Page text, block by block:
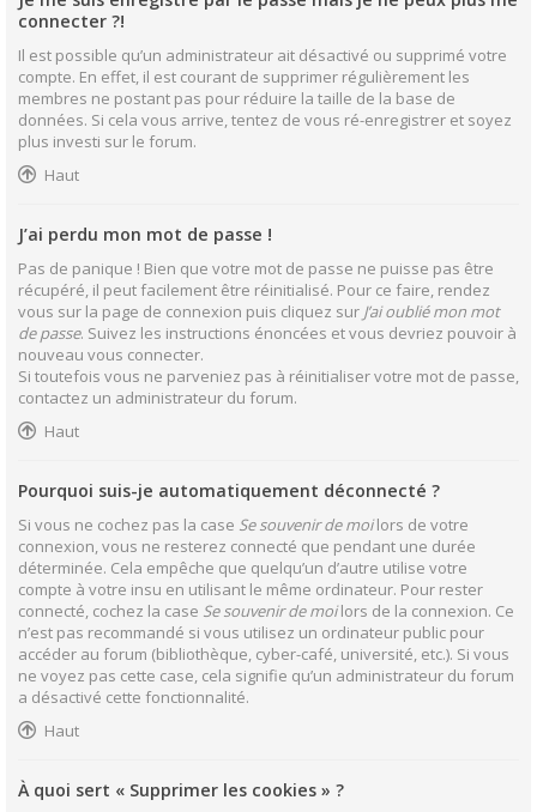
connecter ?!
Il est possible qu’un administrateur ait désactivé ou supprimé votre
compte. En effet, il est courant de supprimer régulièrement les
membres ne postant pas pour réduire la taille de la base de
données. Si cela vous arrive, tentez de vous ré-enregistrer et soyez
plus investi sur le forum.
Haut
J’ai perdu mon mot de passe !
Pas de panique ! Bien que votre mot de passe ne puisse pas être
récupéré, il peut facilement être réinitialisé. Pour ce faire, rendez
vous sur la page de connexion puis cliquez sur J’ai oublié mon mot
de passe. Suivez les instructions énoncées et vous devriez pouvoir à
nouveau vous connecter.
Si toutefois vous ne parveniez pas à réinitialiser votre mot de passe,
contactez un administrateur du forum.
Haut
Pourquoi suis-je automatiquement déconnecté ?
Si vous ne cochez pas la case Se souvenir de moilors de votre
connexion, vous ne resterez connecté que pendant une durée
déterminée. Cela empêche que quelqu’un d’autre utilise votre
compte à votre insu en utilisant le même ordinateur. Pour rester
connecté, cochez la case Se souvenir de moilors de la connexion. Ce
n’est pas recommandé si vous utilisez un ordinateur public pour
accéder au forum (bibliothèque, cyber-café, université, etc.). Si vous
ne voyez pas cette case, cela signifie qu’un administrateur du forum
a désactivé cette fonctionnalité.
Haut
À quoi sert « Supprimer les cookies » ?